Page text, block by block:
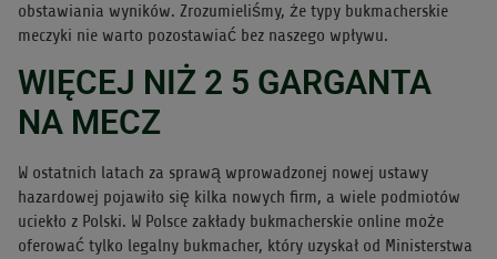
obstawiania wyników. Zrozumieliśmy, że typy bukmacherskie
meczyki nie warto pozostawiać bez naszego wpływu.
WIĘCEJ NIŻ 2 5 GARGANTA
NA MECZ
W ostatnich latach za sprawą wprowadzonej nowej ustawy
hazardowej pojawiło się kilka nowych firm, a wiele podmiotów
uciekło z Polski. W Polsce zakłady bukmacherskie online może
oferować tylko legalny bukmacher, który uzyskał od Ministerstwa